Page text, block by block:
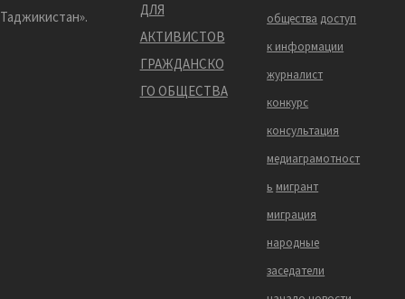
Таджикистан».
ДЛЯ
АКТИВИСТОВ
ГРАЖДАНСКО
ГО ОБЩЕСТВА
общества доступ
к информации
журналист
конкурс
консультация
медиаграмотност
ь мигрант
миграция
народные
заседатели